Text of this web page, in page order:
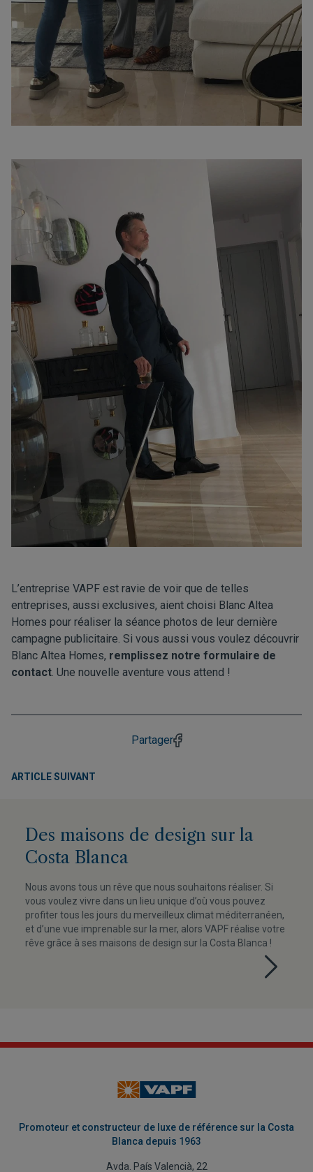
L’entreprise VAPF est ravie de voir que de telles
entreprises, aussi exclusives, aient choisi Blanc Altea
Homes pour réaliser la séance photos de leur dernière
campagne publicitaire. Si vous aussi vous voulez découvrir
Blanc Altea Homes, remplissez notre formulaire de
contact . Une nouvelle aventure vous attend !
Partager
ARTICLE SUIVANT
Des maisons de design sur la
Costa Blanca
Nous avons tous un rêve que nous souhaitons réaliser. Si
vous voulez vivre dans un lieu unique d’où vous pouvez
profiter tous les jours du merveilleux climat méditerranéen,
et d’une vue imprenable sur la mer, alors VAPF réalise votre
rêve grâce à ses maisons de design sur la Costa Blanca !
Promoteur et constructeur de luxe de référence sur la Costa
Blanca depuis 1963
Avda. País Valencià, 22